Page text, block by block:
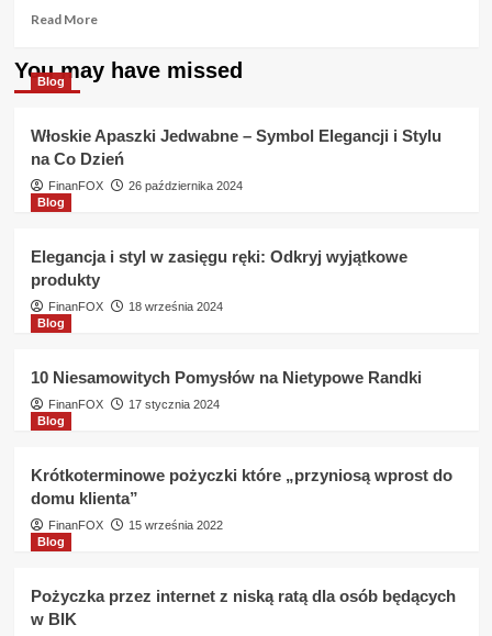
Read MoreRead
about
Czy
sprawdza
BIG
?
You may have missed
Blog
Włoskie Apaszki Jedwabne – Symbol Elegancji i Stylu
na Co Dzień
FinanFOX
26 października 2024
Blog
Elegancja i styl w zasięgu ręki: Odkryj wyjątkowe
produkty
FinanFOX
18 września 2024
Blog
10 Niesamowitych Pomysłów na Nietypowe Randki
FinanFOX
17 stycznia 2024
Blog
Krótkoterminowe pożyczki które „przyniosą wprost do
domu klienta”
FinanFOX
15 września 2022
Blog
Pożyczka przez internet z niską ratą dla osób będących
w BIK